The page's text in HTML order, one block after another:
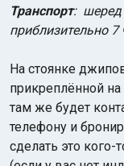
Транспорт: шеред
приблизительно 7
На стоянке
прикреплённой
там же будет
телефону и
сделать это кого-